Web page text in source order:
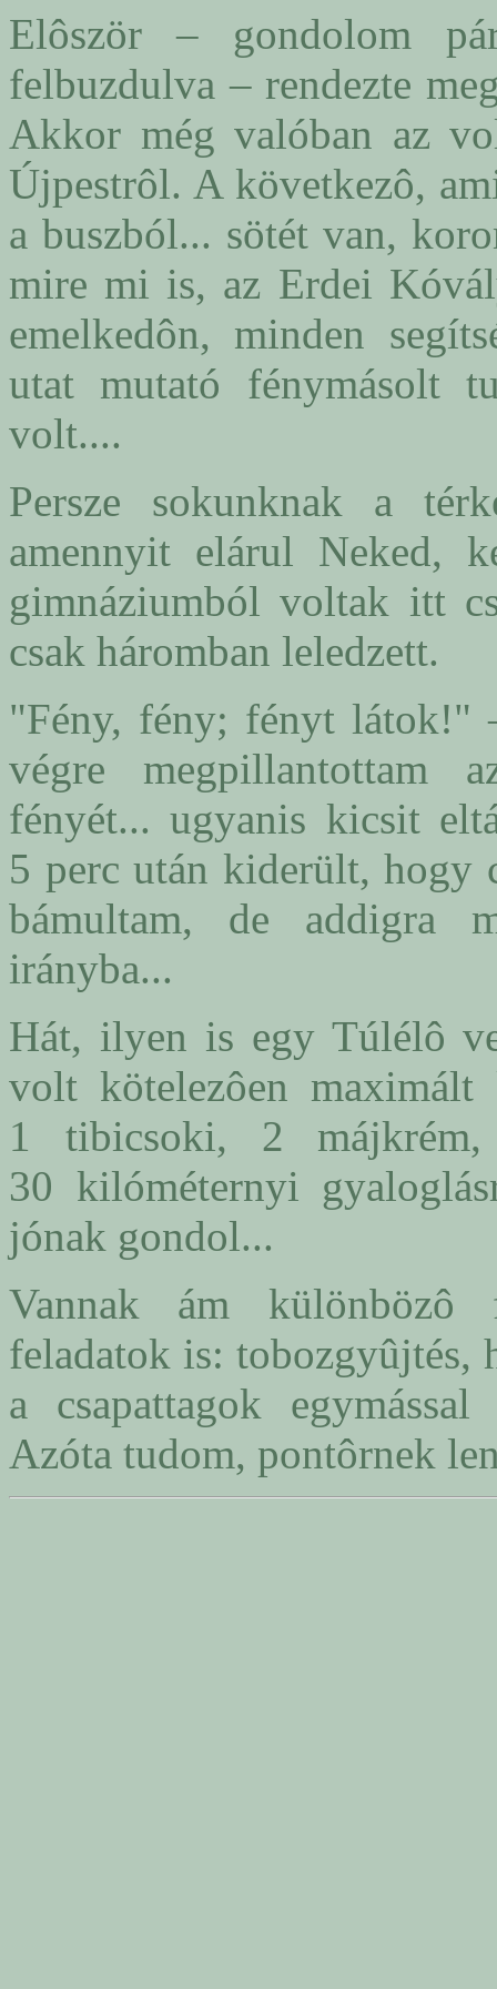
Elôször – gondolom
felbuzdulva – rendezte
Akkor még valóban az
Újpestrôl. A következô,
a buszból... sötét van,
mire mi is, az Erdei
emelkedôn, minden
utat mutató fénymásolt
volt....
Persze sokunknak a
amennyit elárul Neked,
gimnáziumból voltak itt
csak háromban leledzett.
"Fény, fény; fényt látok!"
végre megpillantottam
fényét... ugyanis kicsit
5 perc után kiderült, hogy
bámultam, de addigra
irányba...
Hát, ilyen is egy Túlélô
volt kötelezôen maximált
1 tibicsoki, 2
30 kilóméternyi
jónak gondol...
Vannak ám különbözô
feladatok is: tobozgyûjtés,
a csapattagok
Azóta tudom, pontôrnek